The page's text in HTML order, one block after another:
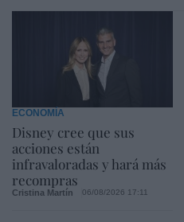
Disney cree que sus
acciones están
infravaloradas y hará más
recompras
ECONOMÍA
Cristina Martín 06/08/2026 17:11